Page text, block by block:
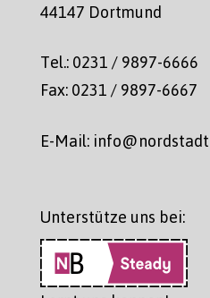
44147 Dortmund
Tel.: 0231 / 9897-6666
Fax: 0231 / 9897-6667
E-Mail:
Unterstütze uns bei: